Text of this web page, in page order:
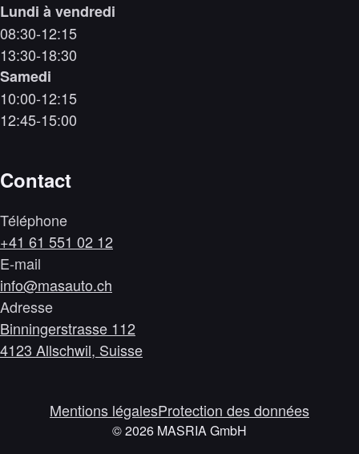
Lundi à vendredi
08:30-12:15
13:30-18:30
Samedi
10:00-12:15
12:45-15:00
Contact
Téléphone
+41 61 551 02 12
E-mail
info@masauto.ch
Adresse
Binningerstrasse 112
4123 Allschwil, Suisse
Mentions légalesProtection des données
©2026 MASRIA GmbH